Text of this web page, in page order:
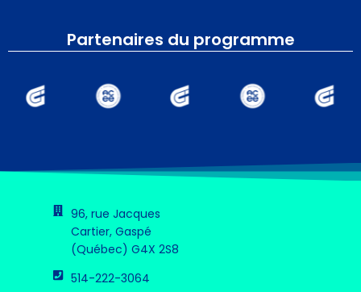
Partenaires du programme
96, rue Jacques
Cartier, Gaspé
(Québec) G4X 2S8
514-222-3064